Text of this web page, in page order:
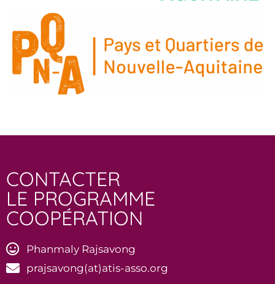
CONTACTER
LE PROGRAMME
COOPÉRATION
Phanmaly Rajsavong
prajsavong(at)atis-asso.org